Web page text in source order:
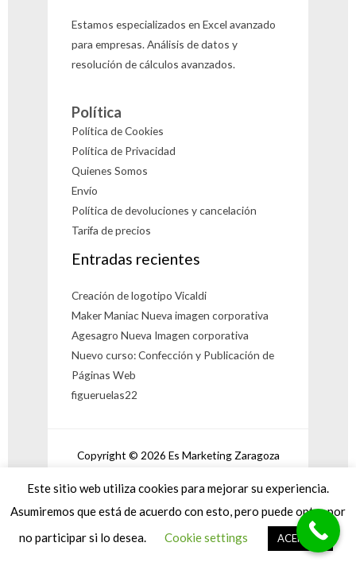
Estamos especializados en Excel avanzado
para empresas. Análisis de datos y
resolución de cálculos avanzados.
Política
Política de Cookies
Política de Privacidad
Quienes Somos
Envío
Política de devoluciones y cancelación
Tarifa de precios
Entradas recientes
Creación de logotipo Vicaldi
Maker Maniac Nueva imagen corporativa
Agesagro Nueva Imagen corporativa
Nuevo curso: Confección y Publicación de
Páginas Web
figueruelas22
Copyright © 2026 Es Marketing Zaragoza
Powered by Es Marketing Zaragoza
Este sitio web utiliza cookies para mejorar su experiencia.
Asumiremos que está de acuerdo con esto, pero puede optar por
no participar si lo desea.
Cookie settings ACEPTAR